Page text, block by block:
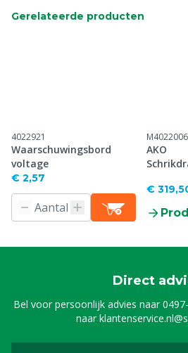
Gerelateerde producten
4022921
Waarschuwingsbord
voltage
€ 2,57
M4022006
AKO
V
€
Direct
Bel voor persoonlijk advies naar
naar